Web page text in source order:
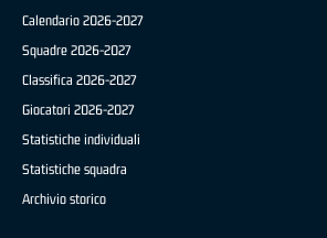
Calendario 2026-2027
Squadre 2026-2027
Classifica 2026-2027
Giocatori 2026-2027
Statistiche individuali
Statistiche squadra
Archivio storico